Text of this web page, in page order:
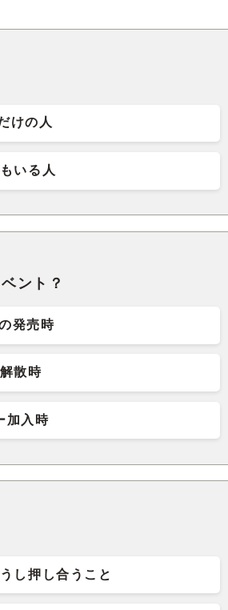
けの人
いる人
ント？
発売時
散時
加入時
し押し合うこと